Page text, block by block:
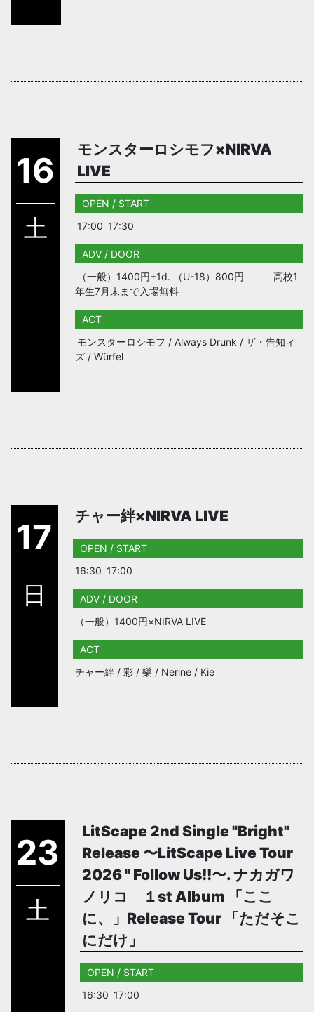
16
土
モンスターロシモフ×NIRVA
LIVE
OPEN / START
17:00 17:30
ADV / DOOR
（一般）1400円+1d. （U-18）800円 高校1
年生7月末まで入場無料
ACT
モンスターロシモフ / Always Drunk / ザ・告知ィ
ズ / Würfel
17
日
チャー絆×NIRVA LIVE
OPEN / START
16:30 17:00
ADV / DOOR
（一般）1400円×NIRVA LIVE
ACT
チャー絆 / 彩 / 樂 / Nerine / Kie
23
土
LitScape 2nd Single "Bright"
Release 〜LitScape Live Tour
2026 " Follow Us!!〜. ナカガワ
ノリコ １st Album 「ここ
に、」Release Tour 「ただそこ
にだけ」
OPEN / START
16:30 17:00